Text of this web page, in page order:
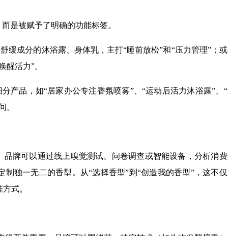
是被赋予了明确的功能标签。
缓成分的沐浴露、身体乳，主打“睡前放松”和“压力管理”；
醒活力”。
产品，如“居家办公专注香氛喷雾”、“运动后活力沐浴露”、
。
品牌可以通过线上嗅觉测试、问卷调查或智能设备，分析消
独一无二的香型。从“选择香型”到“创造我的香型”，这不
式。